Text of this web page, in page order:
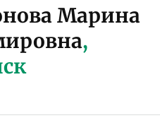
Марина
,